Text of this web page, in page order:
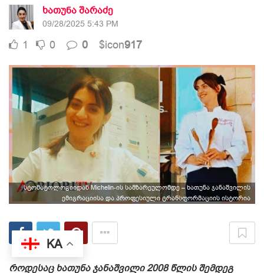
ხათუნა შარაძე
09/28/2025 5:43 PM
1 0 0 $icon917
სტომატოლოგიიდან Michelin-ის სამზარეულომდე – ხათუნა ჯანაშვილის
ემიგრაციისა და პროფესიული ტრანსფორმაციის ისტორია
როდესაც ხათუნა ჯანაშვილი 2008 წლის შემდეგ
KA